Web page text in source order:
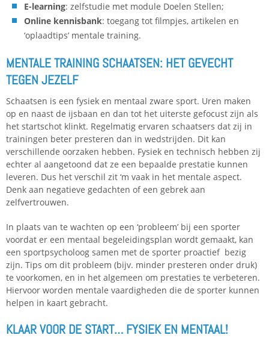
E-learning: zelfstudie met module Doelen Stellen;
Online kennisbank: toegang tot filmpjes, artikelen en
‘oplaadtips’ mentale training.
MENTALE TRAINING SCHAATSEN: HET GEVECHT
TEGEN JEZELF
Schaatsen is een fysiek en mentaal zware sport. Uren maken
op en naast de ijsbaan en dan tot het uiterste gefocust zijn als
het startschot klinkt. Regelmatig ervaren schaatsers dat zij in
trainingen beter presteren dan in wedstrijden. Dit kan
verschillende oorzaken hebben. Fysiek en technisch hebben zij
echter al aangetoond dat ze een bepaalde prestatie kunnen
leveren. Dus het verschil zit ‘m vaak in het mentale aspect.
Denk aan negatieve gedachten of een gebrek aan
zelfvertrouwen.
In plaats van te wachten op een ‘probleem’ bij een sporter
voordat er een mentaal begeleidingsplan wordt gemaakt, kan
een sportpsycholoog samen met de sporter proactief bezig
zijn. Tips om dit probleem (bijv. minder presteren onder druk)
te voorkomen, en in het algemeen om prestaties te verbeteren.
Hiervoor worden mentale vaardigheden die de sporter kunnen
helpen in kaart gebracht.
KLAAR VOOR DE START… FYSIEK EN MENTAAL!